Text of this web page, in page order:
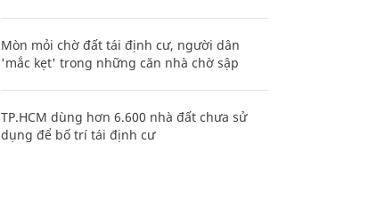
Mòn mỏi chờ đất tái định cư, người dân
'mắc kẹt' trong những căn nhà chờ sập
TP.HCM dùng hơn 6.600 nhà đất chưa sử
dụng để bố trí tái định cư